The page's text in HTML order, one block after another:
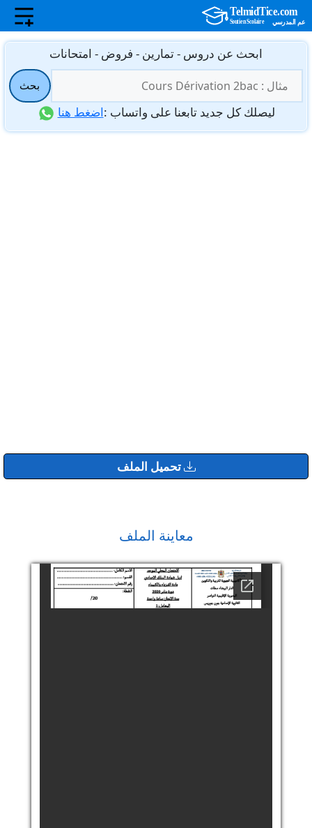
انتقل
المحتوى
ابحث عن دروس - تمارين - فروض - امتحانات
عن:
بحث
ليصلك كل جديد تابعنا على واتساب :اضغط هنا
تحميل الملف
معاينة الملف